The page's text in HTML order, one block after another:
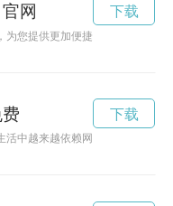
网
为您提供更加便捷的航班查询和
下载
活中越来越依赖网络，但是在某
下载